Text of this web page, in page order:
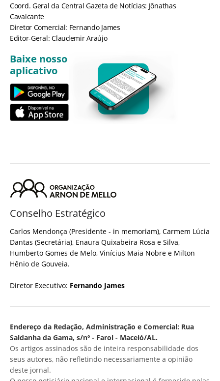
Coord. Geral da Central Gazeta de Notícias: Jônathas
Cavalcante
Diretor Comercial: Fernando James
Editor-Geral: Claudemir Araújo
Baixe nosso
aplicativo
Conselho Estratégico
Carlos Mendonça (Presidente - in memoriam), Carmem Lúcia
Dantas (Secretária), Enaura Quixabeira Rosa e Silva,
Humberto Gomes de Melo, Vinícius Maia Nobre e Milton
Hênio de Gouveia.
Diretor Executivo: Fernando James
Endereço da Redação, Administração e Comercial: Rua
Saldanha da Gama, s/nº - Farol - Maceió/AL.
Os artigos assinados são de inteira responsabilidade dos
seus autores, não refletindo necessariamente a opinião
deste jornal.